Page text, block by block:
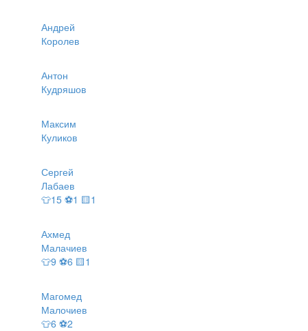
Андрей
Королев
Антон
Кудряшов
Максим
Куликов
Сергей
Лабаев
👕15 ⚽1 🟨1
Ахмед
Малачиев
👕9 ⚽6 🟨1
Магомед
Малочиев
👕6 ⚽2